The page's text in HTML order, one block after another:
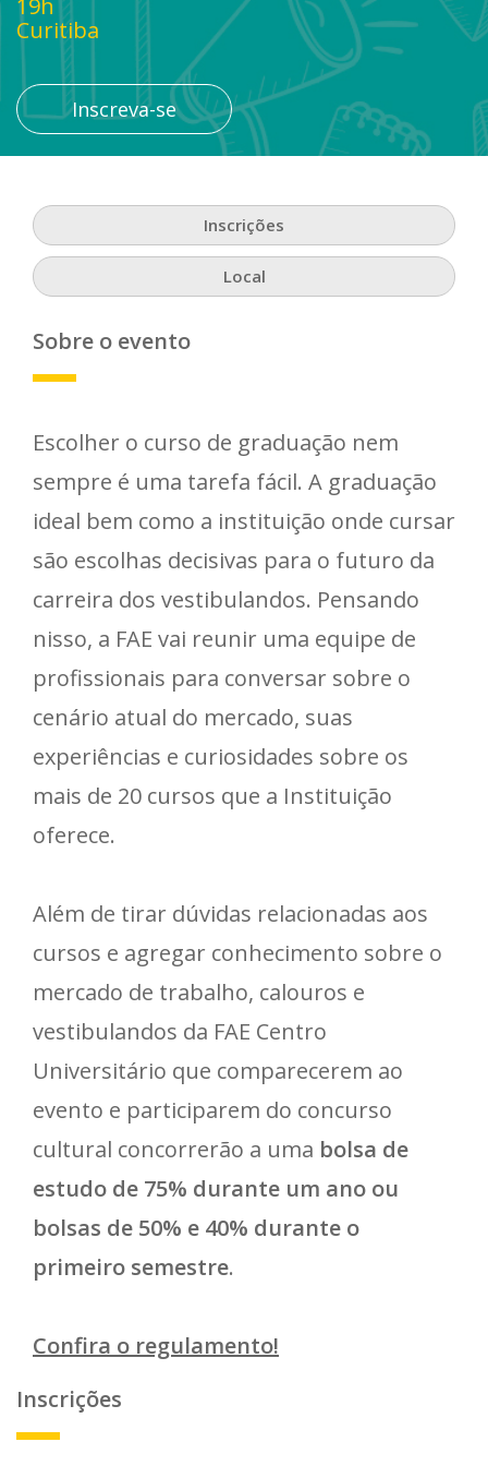
19h
Curitiba
Inscreva-se
Inscrições
Local
Sobre o evento
Escolher o curso de graduação nem
sempre é uma tarefa fácil. A graduação
ideal bem como a instituição onde cursar
são escolhas decisivas para o futuro da
carreira dos vestibulandos. Pensando
nisso, a FAE vai reunir uma equipe de
profissionais para conversar sobre o
cenário atual do mercado, suas
experiências e curiosidades sobre os
mais de 20 cursos que a Instituição
oferece.
Além de tirar dúvidas relacionadas aos
cursos e agregar conhecimento sobre o
mercado de trabalho, calouros e
vestibulandos da FAE Centro
Universitário que comparecerem ao
evento e participarem do concurso
cultural concorrerão a uma bolsa de
estudo de 75% durante um ano ou
bolsas de 50% e 40% durante o
primeiro semestre.
Confira o regulamento!
Inscrições